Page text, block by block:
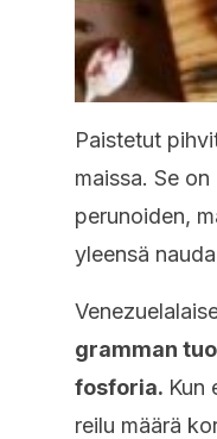
Paistetut
maissa. Se
perunoiden,
yleensä
gramman
fosforia. Kun
reilu määrä